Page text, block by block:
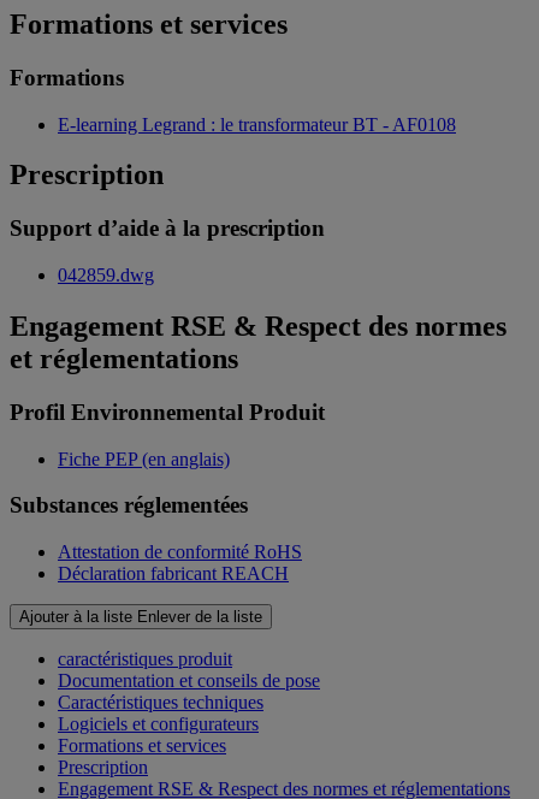
Formations et services
Formations
E-learning Legrand : le transformateur BT - AF0108
Prescription
Support d’aide à la prescription
042859.dwg
Engagement RSE & Respect des normes
et réglementations
Profil Environnemental Produit
Fiche PEP (en anglais)
Substances réglementées
Attestation de conformité RoHS
Déclaration fabricant REACH
Ajouter à la liste Enlever de la liste
caractéristiques produit
Documentation et conseils de pose
Caractéristiques techniques
Logiciels et configurateurs
Formations et services
Prescription
Engagement RSE & Respect des normes et réglementations